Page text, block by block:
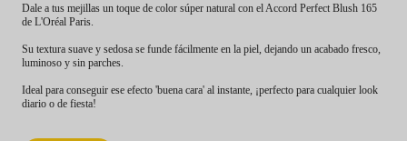
Dale a tus mejillas un toque de color súper natural con el Accord Perfect Blush 165
de L'Oréal Paris.
Su textura suave y sedosa se funde fácilmente en la piel, dejando un acabado fresco,
luminoso y sin parches.
Ideal para conseguir ese efecto 'buena cara' al instante, ¡perfecto para cualquier look
diario o de fiesta!